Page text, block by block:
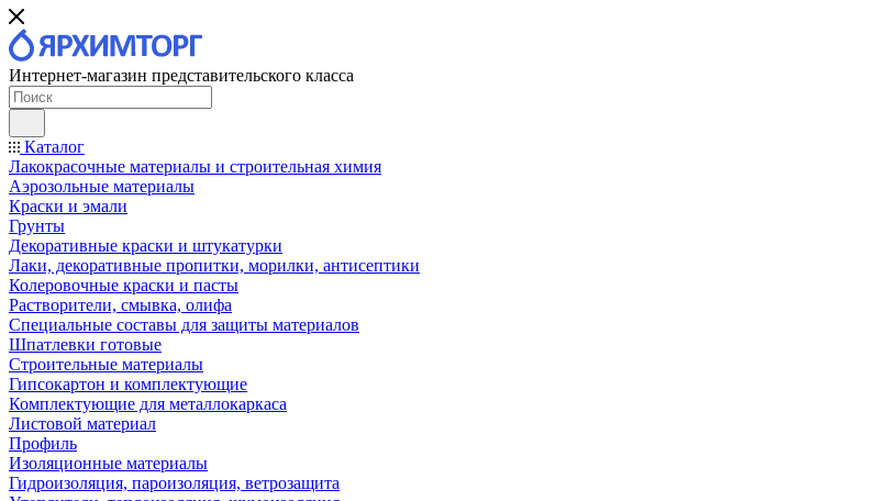
Интернет-магазин представительского класса
Каталог
Лакокрасочные материалы и строительная химия
Аэрозольные материалы
Краски и эмали
Грунты
Декоративные краски и штукатурки
Лаки, декоративные пропитки, морилки, антисептики
Колеровочные краски и пасты
Растворители, смывка, олифа
Специальные составы для защиты материалов
Шпатлевки готовые
Строительные материалы
Гипсокартон и комплектующие
Комплектующие для металлокаркаса
Листовой материал
Профиль
Изоляционные материалы
Гидроизоляция, пароизоляция, ветрозащита